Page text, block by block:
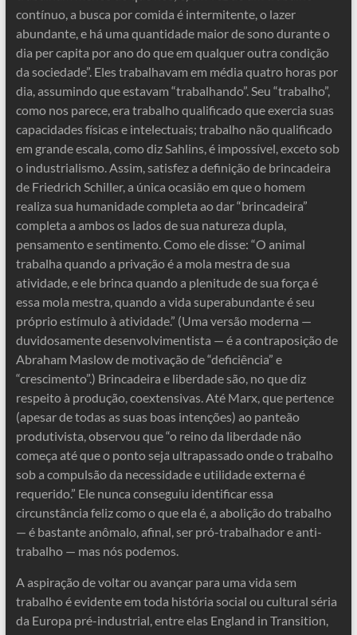
contínuo, a busca por comida é intermitente, o lazer
abundante, e há uma quantidade maior de sono durante o
dia per capita por ano do que em qualquer outra condição
da sociedade”. Eles trabalhavam em média quatro horas por
dia, assumindo que estavam “trabalhando”. Seu “trabalho”,
como nos parece, era trabalho qualificado que exercia suas
capacidades físicas e intelectuais; trabalho não qualificado
em grande escala, como diz Sahlins, é impossível, exceto sob
o industrialismo. Assim, satisfez a definição de brincadeira
de Friedrich Schiller, a única ocasião em que o homem
realiza sua humanidade completa ao dar “brincadeira”
completa a ambos os lados de sua natureza dupla,
pensamento e sentimento. Como ele disse: “O animal
trabalha quando a privação é a mola mestra de sua
atividade, e ele brinca quando a plenitude de sua força é
essa mola mestra, quando a vida superabundante é seu
próprio estímulo à atividade.” (Uma versão moderna —
duvidosamente desenvolvimentista — é a contraposição de
Abraham Maslow de motivação de “deficiência” e
“crescimento”.) Brincadeira e liberdade são, no que diz
respeito à produção, coextensivas. Até Marx, que pertence
(apesar de todas as suas boas intenções) ao panteão
produtivista, observou que “o reino da liberdade não
começa até que o ponto seja ultrapassado onde o trabalho
sob a compulsão da necessidade e utilidade externa é
requerido.” Ele nunca conseguiu identificar essa
circunstância feliz como o que ela é, a abolição do trabalho
— é bastante anômalo, afinal, ser pró-trabalhador e anti-
trabalho — mas nós podemos.
A aspiração de voltar ou avançar para uma vida sem
trabalho é evidente em toda história social ou cultural séria
da Europa pré-industrial, entre elas England in Transition,